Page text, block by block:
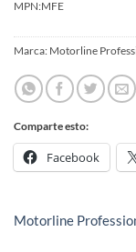
MPN:MFE
Marca: Motorline
Comparte esto:
Facebook
Motorline